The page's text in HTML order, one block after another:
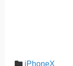
iPhoneX